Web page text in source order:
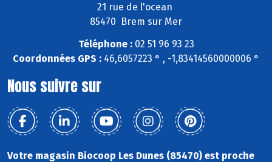
21 rue de l'ocean
85470 Brem sur Mer
Téléphone :02 51 96 93 23
Coordonnées GPS : 46,6057223 ° , -1,83414560000006 °
Nous suivre sur
Votre magasin Biocoop Les Dunes (85470) est proche